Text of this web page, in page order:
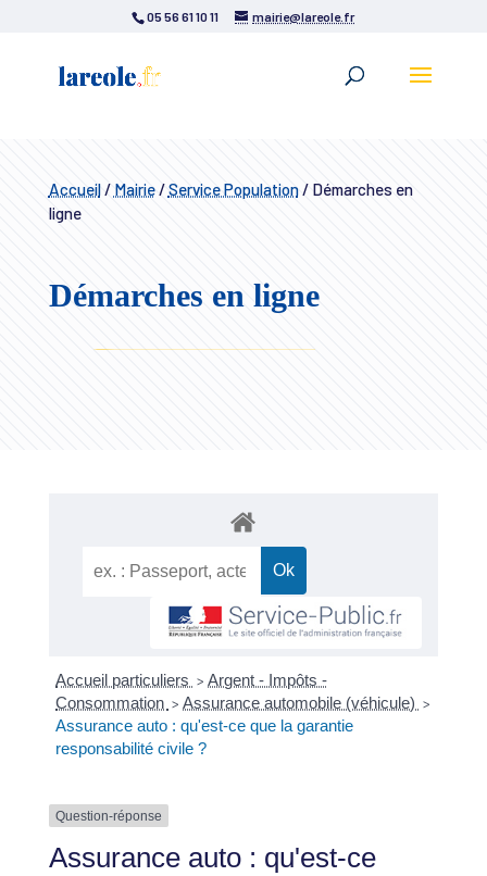
05 56 61 10 11 mairie@lareole.fr
Accueil/ Mairie/Service Population/Démarches en
ligne
Démarches en ligne
Accueil particuliers > Argent - Impôts -
Consommation > Assurance automobile (véhicule) >
Assurance auto : qu'est-ce que la garantie
responsabilité civile ?
Question-réponse
Assurance auto : qu'est-ce